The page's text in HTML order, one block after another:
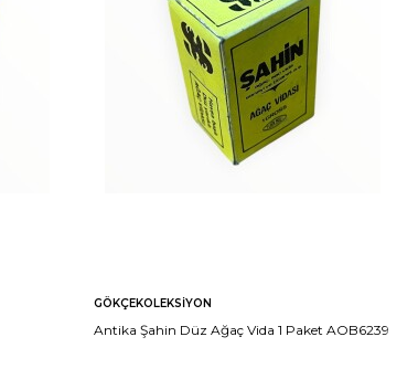
GÖKÇEKOLEKSIYON
Antika Şahin Düz Ağaç Vida 1 Paket AOB6239